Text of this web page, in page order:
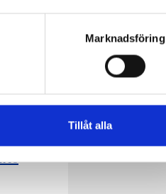
Marknadsföring
Tillåt alla